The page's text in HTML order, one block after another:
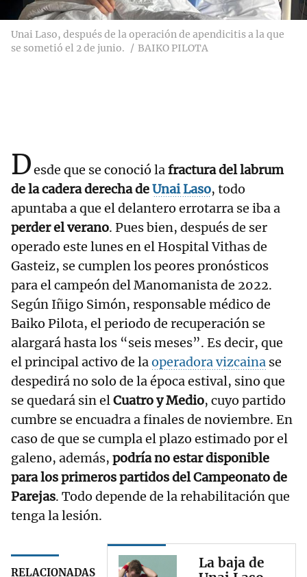
Unai Laso, después de la operación de apendicitis a la que
se sometió el 2 de junio.
BAIKO PILOTA
Desde que se conoció lafractura del labrum
de la cadera derecha deUnai Laso, todo
apuntaba a que el delantero errotarra se iba a
perder el verano. Pues bien, después de ser
operado este lunes en el Hospital Vithas de
Gasteiz, se cumplen los peores pronósticos
para el campeón del Manomanista de 2022.
Según Iñigo Simón, responsable médico de
Baiko Pilota, el periodo de recuperación se
alargará hasta los “seis meses”. Es decir, que
el principal activo de laoperadora vizcaina se
despedirá no solo de la época estival, sino que
se quedará sin elCuatro y Medio, cuyo partido
cumbre se encuadra a finales de noviembre. En
caso de que se cumpla el plazo estimado por el
galeno, además, podría no estar disponible
para los primeros partidos del Campeonato de
Parejas. Todo depende de la rehabilitación que
tenga la lesión.
RELACIONADAS
La baja de